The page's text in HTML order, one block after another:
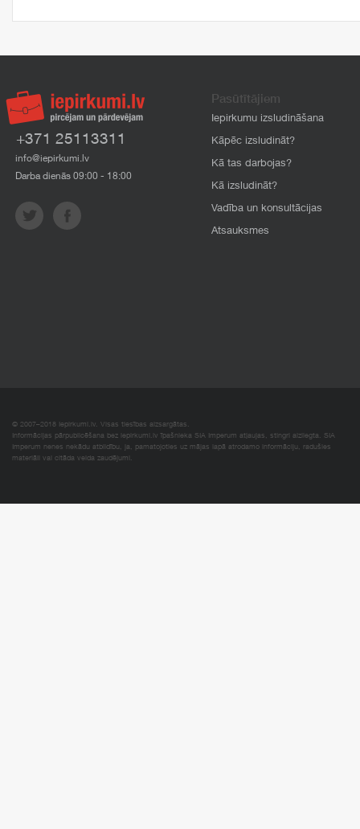
+371 25113311
info@iepirkumi.lv
Darba dienās 09:00 - 18:00
Pasūtītājiem
Iepirkumu izsludināšana
Kāpēc izsludināt?
Kā tas darbojas?
Kā izsludināt?
Vadība un konsultācijas
Atsauksmes
© 2007–2018 Iepirkumi.lv. Visas tiesības aizsargātas.
Informācijas pārpublicēšana bez iepirkumi.lv īpašnieka SIA Imperum atļaujas, stingri aizliegta. SIA
Imperum nenes nekādu atbildību, ja, pamatojoties uz mājas lapā atrodamo informāciju, radušies
materiāli vai citāda veida zaudējumi.